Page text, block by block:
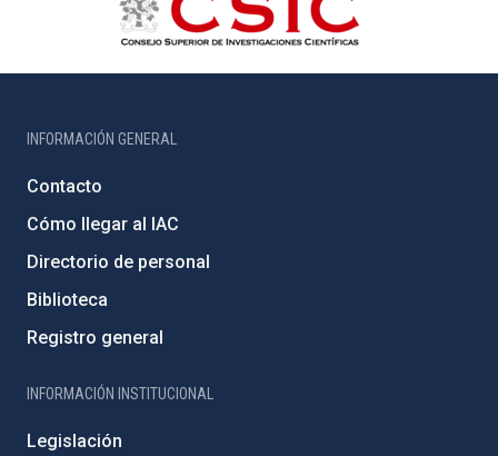
INFORMACIÓN GENERAL
Contacto
Cómo llegar al IAC
Directorio de personal
Biblioteca
Registro general
INFORMACIÓN INSTITUCIONAL
Legislación